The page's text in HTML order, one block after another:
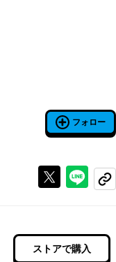
フォロー
Xで投稿する
ライ
コピ
ストアで購入